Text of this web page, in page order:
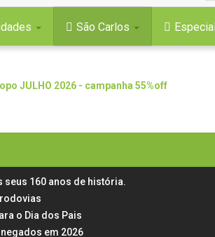
São Carlos
160 anos de história.
o Dia dos Pais
em 2026